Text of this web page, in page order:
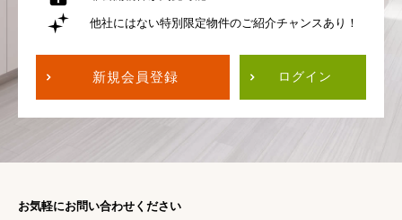
他社にはない特別限定物件のご紹介チャンスあり！
新規会員登録 ログイン
お気軽にお問い合わせください